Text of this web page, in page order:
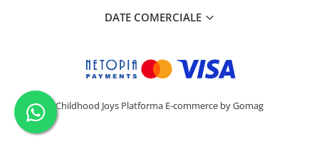
DATE COMERCIALE
Childhood Joys Platforma E-commerce by Gomag